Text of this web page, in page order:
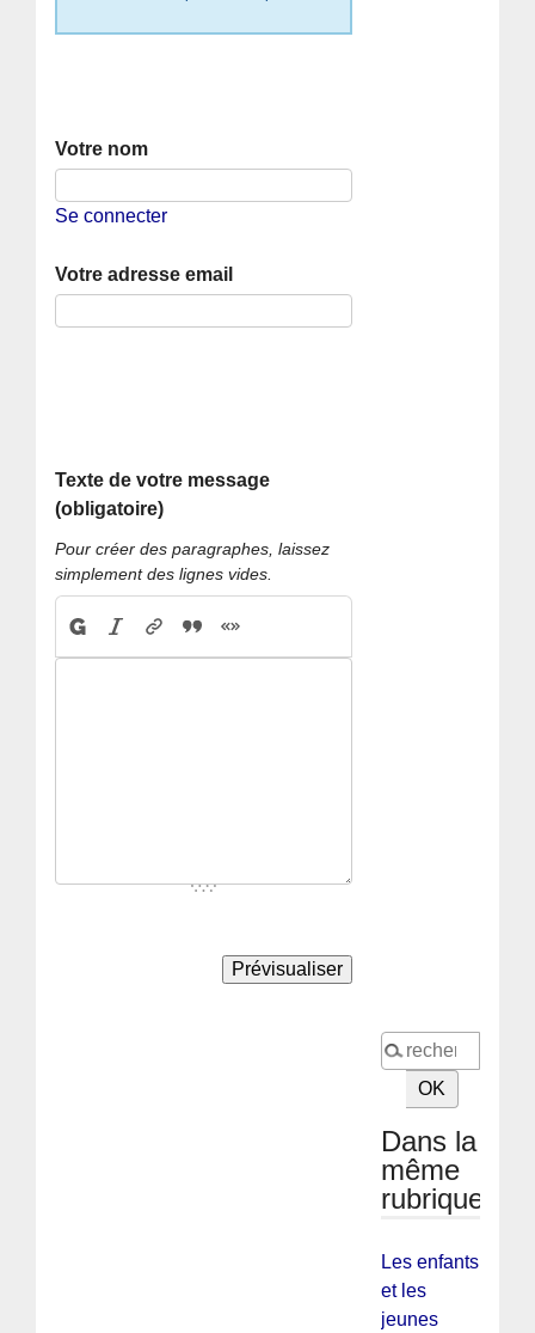
Votre nom
Se connecter
Votre adresse email
Texte de votre message
(obligatoire)
Pour créer des paragraphes, laissez
simplement des lignes vides.
Dans la
même
rubrique
Les enfants
et les
jeunes